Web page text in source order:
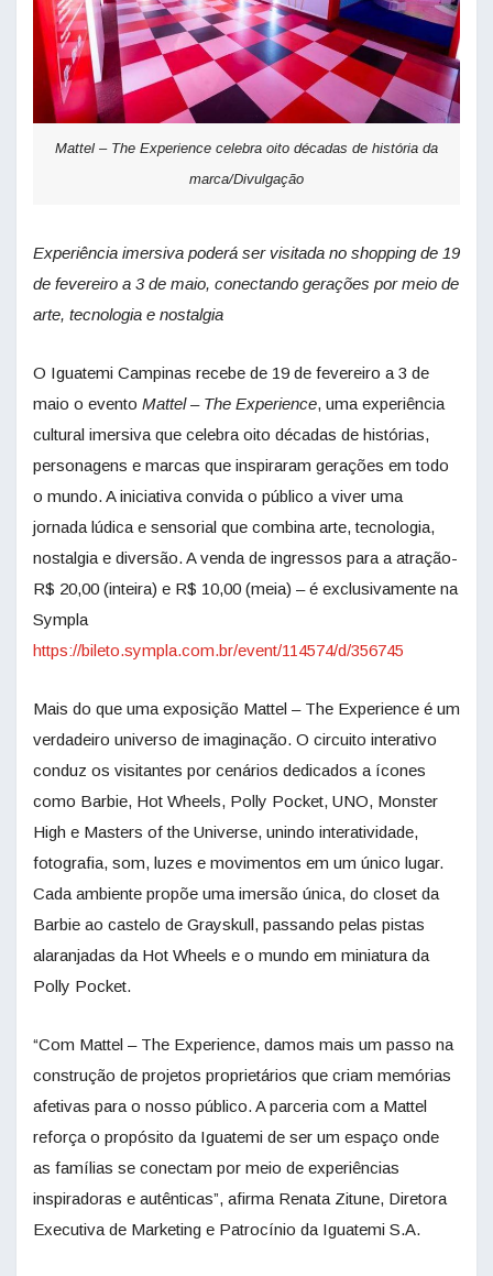
Mattel – The Experience celebra oito décadas de história da
marca/Divulgação
Experiência imersiva poderá ser visitada no shopping de 19
de fevereiro a 3 de maio, conectando gerações por meio de
arte, tecnologia e nostalgia
O Iguatemi Campinas recebe de 19 de fevereiro a 3 de
maio o evento Mattel – The Experience, uma experiência
cultural imersiva que celebra oito décadas de histórias,
personagens e marcas que inspiraram gerações em todo
o mundo. A iniciativa convida o público a viver uma
jornada lúdica e sensorial que combina arte, tecnologia,
nostalgia e diversão. A venda de ingressos para a atração-
R$ 20,00 (inteira) e R$ 10,00 (meia) – é exclusivamente na
Sympla
https://bileto.sympla.com.br/event/114574/d/356745
Mais do que uma exposição Mattel – The Experience é um
verdadeiro universo de imaginação. O circuito interativo
conduz os visitantes por cenários dedicados a ícones
como Barbie, Hot Wheels, Polly Pocket, UNO, Monster
High e Masters of the Universe, unindo interatividade,
fotografia, som, luzes e movimentos em um único lugar.
Cada ambiente propõe uma imersão única, do closet da
Barbie ao castelo de Grayskull, passando pelas pistas
alaranjadas da Hot Wheels e o mundo em miniatura da
Polly Pocket.
“Com Mattel – The Experience, damos mais um passo na
construção de projetos proprietários que criam memórias
afetivas para o nosso público. A parceria com a Mattel
reforça o propósito da Iguatemi de ser um espaço onde
as famílias se conectam por meio de experiências
inspiradoras e autênticas”, afirma Renata Zitune, Diretora
Executiva de Marketing e Patrocínio da Iguatemi S.A.